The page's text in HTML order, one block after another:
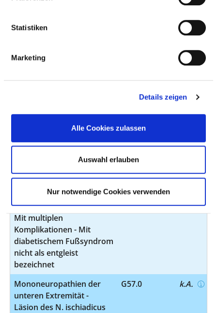
Statistiken
Marketing
Details zeigen
Alle Cookies zulassen
Auswahl erlauben
Nur notwendige Cookies verwenden
Verhaltens an sonstigen
Purpura und sonstige
Diathesen - Idiopathische
thrombozytopenische
D69.3 k.A.
Diabetes mellitus Typ 2 -
Mit multiplen
Komplikationen - Mit
diabetischem Fußsyndrom
nicht als entgleist
bezeichnet
E11.74 k.A.
Mononeuropathien der
unteren Extremität -
Läsion des N. ischiadicus
G57.0 k.A.